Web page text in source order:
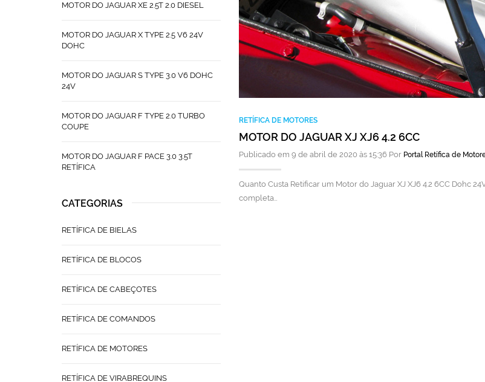
RETÍFICA DE MOTORES
MOTOR DO JAGUAR XJ XJ6 4.2 6CC
Publicado em 9 de abril de 2020 às 15:36 Por Portal Retífica de
Quanto Custa Retificar um Motor do Jaguar XJ XJ6 4.2 6CC Dohc
completa…
MOTOR DO JAGUAR XE 2.5T 2.0 DIESEL
MOTOR DO JAGUAR X TYPE 2.5 V6 24V
DOHC
MOTOR DO JAGUAR S TYPE 3.0 V6 DOHC
24V
MOTOR DO JAGUAR F TYPE 2.0 TURBO
COUPE
MOTOR DO JAGUAR F PACE 3.0 3.5T
RETÍFICA
CATEGORIAS
RETÍFICA DE BIELAS
RETÍFICA DE BLOCOS
RETÍFICA DE CABEÇOTES
RETÍFICA DE COMANDOS
RETÍFICA DE MOTORES
RETÍFICA DE VIRABREQUINS